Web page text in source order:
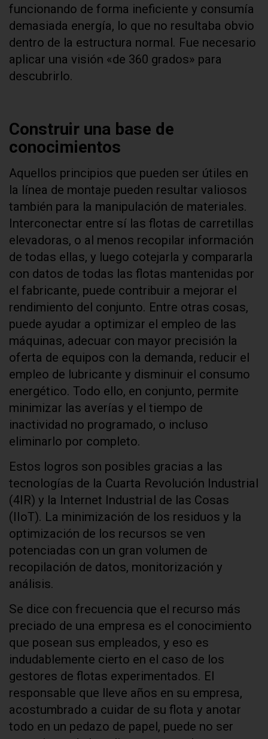
funcionando de forma ineficiente y consumía
demasiada energía, lo que no resultaba obvio
dentro de la estructura normal. Fue necesario
aplicar una visión «de 360 grados» para
descubrirlo.
Construir una base de
conocimientos
Aquellos principios que pueden ser útiles en
la línea de montaje pueden resultar valiosos
también para la manipulación de materiales.
Interconectar entre sí las flotas de carretillas
elevadoras, o al menos recopilar información
de todas ellas, y luego cotejarla y compararla
con datos de todas las flotas mantenidas por
el fabricante, puede contribuir a mejorar el
rendimiento del conjunto. Entre otras cosas,
puede ayudar a optimizar el empleo de las
máquinas, adecuar con mayor precisión la
oferta de equipos con la demanda, reducir el
empleo de lubricante y disminuir el consumo
energético. Todo ello, en conjunto, permite
minimizar las averías y el tiempo de
inactividad no programado, o incluso
eliminarlo por completo.
Estos logros son posibles gracias a las
tecnologías de la Cuarta Revolución Industrial
(4IR) y la Internet Industrial de las Cosas
(IIoT). La minimización de los residuos y la
optimización de los recursos se ven
potenciadas con un gran volumen de
recopilación de datos, monitorización y
análisis.
Se dice con frecuencia que el recurso más
preciado de una empresa es el conocimiento
que posean sus empleados, y eso es
indudablemente cierto en el caso de los
gestores de flotas experimentados. El
responsable que lleve años en su empresa,
acostumbrado a cuidar de su flota y anotar
todo en un pedazo de papel, puede no ser